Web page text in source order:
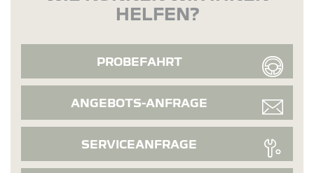
HELFEN?
PROBEFAHRT
ANGEBOTS-ANFRAGE
SERVICEANFRAGE